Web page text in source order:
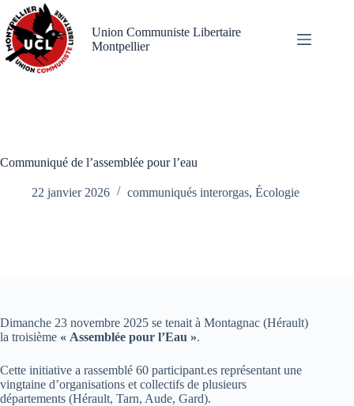
Passer
au
contenu
Union Communiste Libertaire
Montpellier
Communiqué de l’assemblée pour l’eau
22 janvier 2026 communiqués interorgas, Écologie
Dimanche 23 novembre 2025 se tenait à Montagnac (Hérault)
la troisième « Assemblée pour l’Eau ».
Cette initiative a rassemblé 60 participant.es représentant une
vingtaine d’organisations et collectifs de plusieurs
départements (Hérault, Tarn, Aude, Gard).